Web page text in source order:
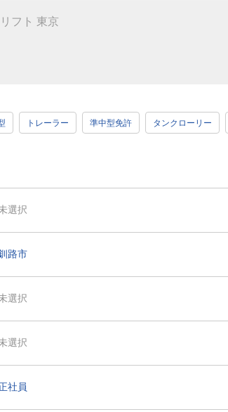
トレーラー 準中型免許 タンクローリー
選択
路市
選択
選択
社員